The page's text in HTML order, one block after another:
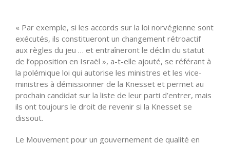
« Par exemple, si les accords sur la loi norvégienne sont
exécutés, ils constitueront un changement rétroactif
aux règles du jeu … et entraîneront le déclin du statut
de l’opposition en Israël », a-t-elle ajouté, se référant à
la polémique loi qui autorise les ministres et les vice-
ministres à démissionner de la Knesset et permet au
prochain candidat sur la liste de leur parti d’entrer, mais
ils ont toujours le droit de revenir si la Knesset se
dissout.
Le Mouvement pour un gouvernement de qualité en